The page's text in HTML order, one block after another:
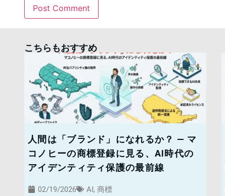
こちらもおすすめ
人間は「ブランド」になれるか？ — マ
コノヒーの商標登録に見る、AI時代の
アイデンティティ保護の最前線
02/19/2026 AI,商標